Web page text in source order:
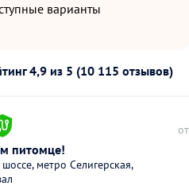
варианты
4,9 из 5 (10 115 отзывов)
питомце!
метро Селигерская,
от